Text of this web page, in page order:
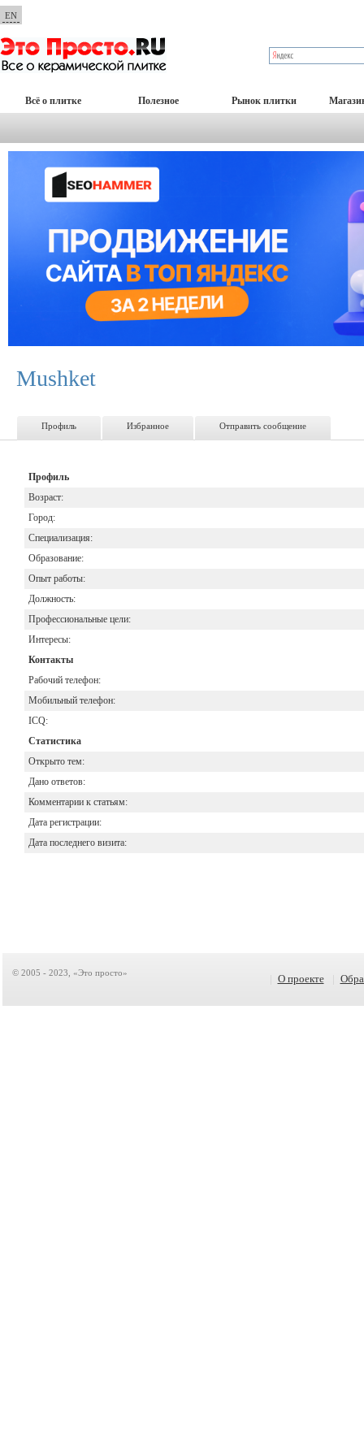
EN
Всё о плитке Полезное Рынок плитки
Mushket
Профиль Избранное Отправить сообщение
Профиль
Возраст:
Город:
Специализация:
Образование:
Опыт работы:
Должность:
Профессиональные цели:
Интересы:
Контакты
Рабочий телефон:
Мобильный телефон:
ICQ:
Статистика
Открыто тем:
Дано ответов:
Комментарии к статьям:
Дата регистрации:
Дата последнего визита:
© 2005 - 2023, «Это просто» О проекте